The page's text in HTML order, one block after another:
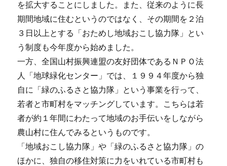
を拡大することにしました。また、従来のように長
期間地域に住むというのではなく、その期間を２泊
３日以上とする「おためし地域おこし協力隊」とい
う制度も今年度から始めました。
一方、全国山村振興連盟の友好団体であるＮＰＯ法
人「地球緑化センター」では、１９９４年度から独
自に「緑のふるさと協力隊」という事業を行って、
若者と市町村をマッチングしています。こちらは若
者が約１年間にわたって地域のお手伝いをしながら
農山村に住んでみるというものです。
「地域おこし協力隊」や「緑のふるさと協力隊」の
ほかに、独自の移住対策に力をいれている市町村も